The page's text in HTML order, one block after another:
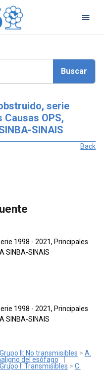
serie
Causas OPS,
SINAIS
Back
1998 - 2021, Principales
SINBA-SINAIS
1998 - 2021, Principales
SINBA-SINAIS
Grupo II: No transmisibles > A.
del esófago
Grupo I: Transmisibles > C.